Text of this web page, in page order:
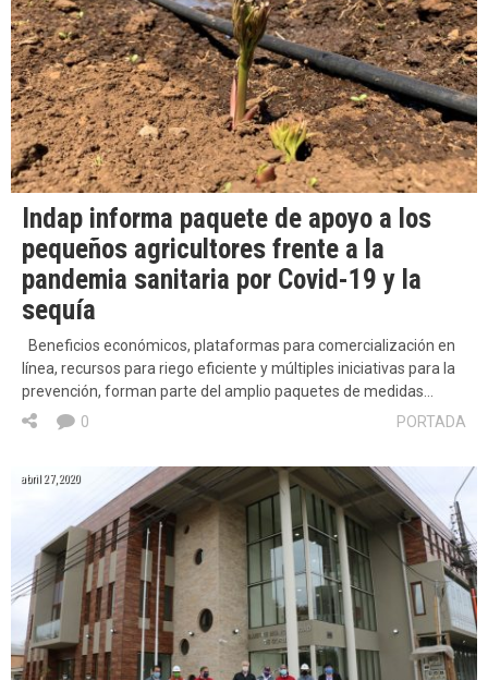
Indap informa paquete de apoyo a los
pequeños agricultores frente a la
pandemia sanitaria por Covid-19 y la
sequía
Beneficios económicos, plataformas para comercialización en
línea, recursos para riego eficiente y múltiples iniciativas para la
prevención, forman parte del amplio paquetes de medidas…
PORTADA
0
abril 27, 2020